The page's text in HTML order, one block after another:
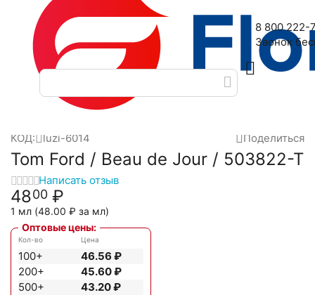
Наш адрес: 2-я Дубровская улица, 6
8 800 222-
Звонок
КОД: luzi-6014 Поделиться
Tom Ford / Beau de Jour / 503822-T
Написать отзыв
4800 ₽
1 мл (48.00 ₽ за мл)
Оптовые цены:
Кол-во
100+
200+
500+
Цена
46.56 ₽
45.60₽
43.20₽